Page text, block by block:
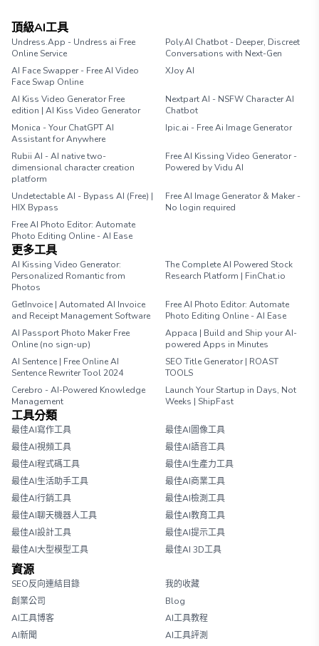
頂級AI工具
Undress.App - Undress ai Free
Online Service
Poly.AI Chatbot - Deeper, Discreet
Conversations with Next-Gen
AI Face Swapper - Free AI Video
Face Swap Online
XJoy AI
AI Kiss Video Generator Free
edition | AI Kiss Video Generator
Nextpart AI - NSFW Character AI
Chatbot
Monica - Your ChatGPT AI
Assistant for Anywhere
Ipic.ai - Free Ai Image Generator
Rubii AI - AI native two-
dimensional character creation
platform
Free AI Kissing Video Generator -
Powered by Vidu AI
Undetectable AI - Bypass AI (Free) |
HIX Bypass
Free AI Image Generator & Maker -
No login required
Free AI Photo Editor: Automate
Photo Editing Online - AI Ease
更多工具
AI Kissing Video Generator:
Personalized Romantic from
Photos
The Complete AI Powered Stock
Research Platform | FinChat.io
GetInvoice | Automated AI Invoice
and Receipt Management Software
Free AI Photo Editor: Automate
Photo Editing Online - AI Ease
AI Passport Photo Maker Free
Online (no sign-up)
Appaca | Build and Ship your AI-
powered Apps in Minutes
AI Sentence | Free Online AI
Sentence Rewriter Tool 2024
SEO Title Generator | ROAST
TOOLS
Cerebro - AI-Powered Knowledge
Management
Launch Your Startup in Days, Not
Weeks | ShipFast
工具分類
最佳AI寫作工具
最佳AI圖像工具
最佳AI視頻工具
最佳AI語音工具
最佳AI程式碼工具
最佳AI生產力工具
最佳AI生活助手工具
最佳AI商業工具
最佳AI行銷工具
最佳AI檢測工具
最佳AI聊天機器人工具
最佳AI教育工具
最佳AI設計工具
最佳AI提示工具
最佳AI大型模型工具
最佳AI 3D工具
資源
SEO反向連結目錄
我的收藏
創業公司
Blog
AI工具博客
AI工具教程
AI新聞
AI工具評測